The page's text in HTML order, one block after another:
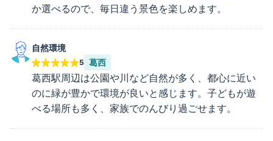
か選べるので、毎日違う景色を楽しめます。
自然環境
5 葛西
葛西駅周辺は公園や川など自然が多く、都心に近い
のに緑が豊かで環境が良いと感じます。子どもが遊
べる場所も多く、家族でのんびり過ごせます。